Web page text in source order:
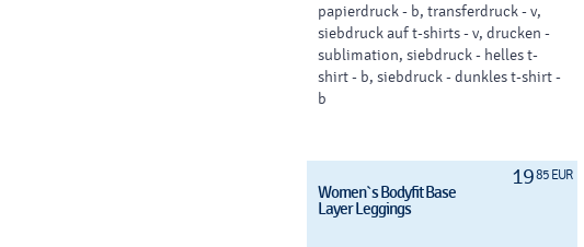
papierdruck - b, transferdruck - v,
siebdruck auf t-shirts - v, drucken -
sublimation, siebdruck - helles t-
shirt - b, siebdruck - dunkles t-shirt -
b
1985 EUR
Women`s Bodyfit Base
Layer Leggings